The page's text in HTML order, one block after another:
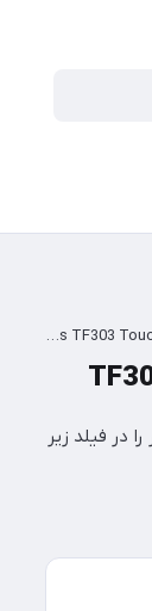
تاچ تبلت ایسوس TF303 (Asus TF303 Touch)
در فیلد زیر